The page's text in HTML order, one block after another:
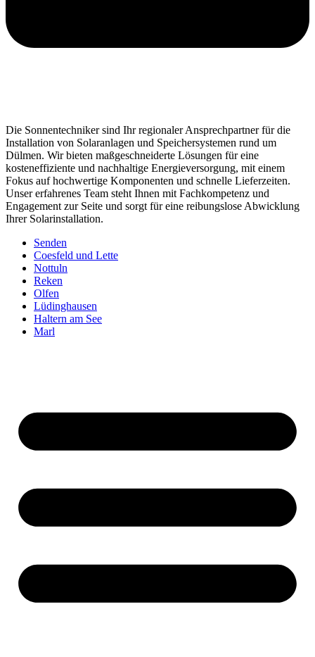
Die Sonnentechniker sind Ihr regionaler Ansprechpartner für die
Installation von Solaranlagen und Speichersystemen rund um
Dülmen. Wir bieten maßgeschneiderte Lösungen für eine
kosteneffiziente und nachhaltige Energieversorgung, mit einem
Fokus auf hochwertige Komponenten und schnelle Lieferzeiten.
Unser erfahrenes Team steht Ihnen mit Fachkompetenz und
Engagement zur Seite und sorgt für eine reibungslose Abwicklung
Ihrer Solarinstallation.
Senden
Coesfeld und Lette
Nottuln
Reken
Olfen
Lüdinghausen
Haltern am See
Marl